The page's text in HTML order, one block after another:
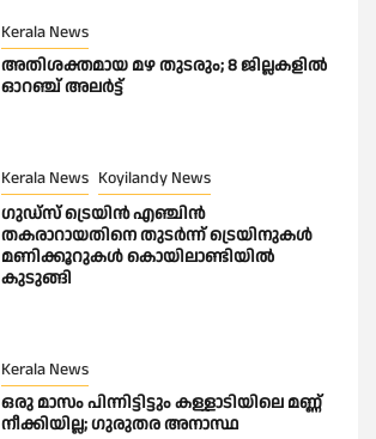
Kerala News
അതിശക്തമായ മഴ തുടരും; 8 ജില്ലകളില്‍
ഓറഞ്ച് അലര്‍ട്ട്
Kerala News Koyilandy News
ഗുഡ്സ് ട്രെയിൻ എഞ്ചിൻ
തകരാറായതിനെ തുടർന്ന് ട്രെയിനുകൾ
മണിക്കൂറുകൾ കൊയിലാണ്ടിയിൽ
കുടുങ്ങി
Kerala News
ഒരു മാസം പിന്നിട്ടിട്ടും കള്ളാടിയിലെ മണ്ണ്
നീക്കിയില്ല; ഗുരുതര അനാസ്ഥ